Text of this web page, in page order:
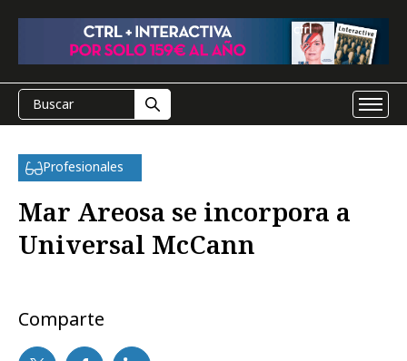
Profesionales
Mar Areosa se incorpora a
Universal McCann
Comparte